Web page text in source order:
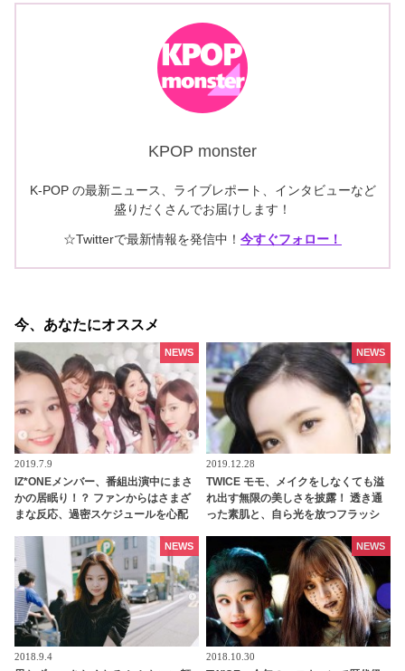
KPOP monster
K-POP の最新ニュース、ライブレポート、インタビューなど
盛りだくさんでお届けします！
☆Twitterで最新情報を発信中！ 今すぐフォロー！
今、あなたにオススメ
2019.7.9
IZ*ONEメンバー、番組出演中にまさ
かの居眠り！？ ファンからはさまざ
まな反応、過密スケジュールを心配
NEWS
2019.12.28
TWICE モモ、メイクをしなくても溢
れ出す無限の美しさを披露！ 透き通
った素肌と、自ら光を放つフラッシ
ンド
NEWS
2018.9.4
NEWS
2018.10.30
NEWS